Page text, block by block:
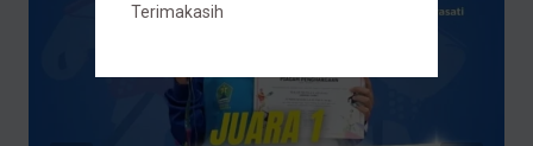
Terimakasih